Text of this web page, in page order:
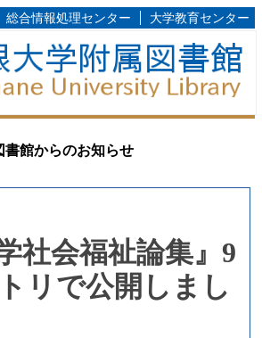
総合情報処理センター 大学教育センター
書館からのお知らせ
社会福祉論集』9
リで公開しまし